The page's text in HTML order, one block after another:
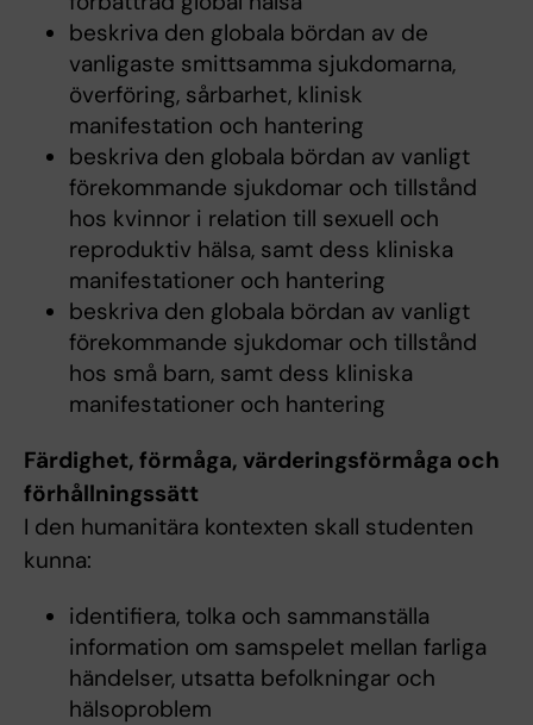
beskriva den globala bördan av de
vanligaste smittsamma sjukdomarna,
överföring, sårbarhet, klinisk
manifestation och hantering
beskriva den globala bördan av vanligt
förekommande sjukdomar och tillstånd
hos kvinnor i relation till sexuell och
reproduktiv hälsa, samt dess kliniska
manifestationer och hantering
beskriva den globala bördan av vanligt
förekommande sjukdomar och tillstånd
hos små barn, samt dess kliniska
manifestationer och hantering
Färdighet, förmåga, värderingsförmåga och
förhållningssätt
I den humanitära kontexten skall studenten
kunna:
identifiera, tolka och sammanställa
information om samspelet mellan farliga
händelser, utsatta befolkningar och
hälsoproblem